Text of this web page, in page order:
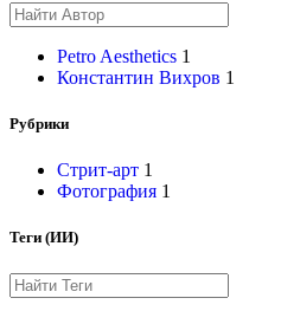
Petro Aesthetics 1
Константин Вихров 1
Рубрики
Стрит-арт 1
Фотография 1
Теги (ИИ)